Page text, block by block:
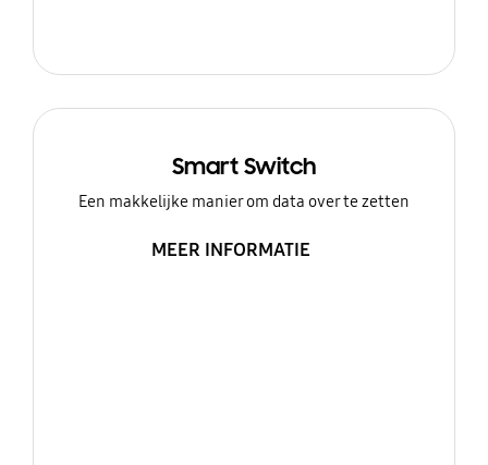
Smart Switch
Een makkelijke manier om data over te zetten
MEER INFORMATIE